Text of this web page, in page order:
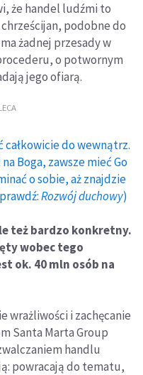
że handel ludźmi to
podobne do
żadnej przesady w
o potwornym
jego ofiarą.
całkowicie do wewnątrz.
Boga, zawsze mieć Go
o sobie, aż znajdzie
Rozwój duchowy)
też bardzo konkretny.
wobec tego
ok. 40 mln osób na
wrażliwości i zachęcanie
Santa Marta Group
handlu
powracają do tematu,